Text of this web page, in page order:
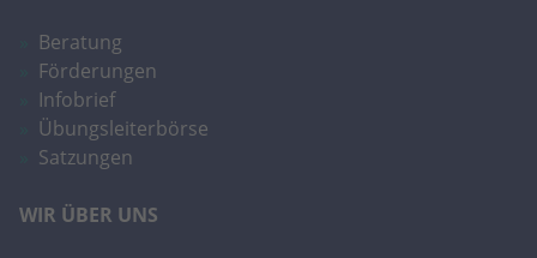
Beratung
Förderungen
Infobrief
Übungsleiterbörse
Satzungen
WIR ÜBER UNS